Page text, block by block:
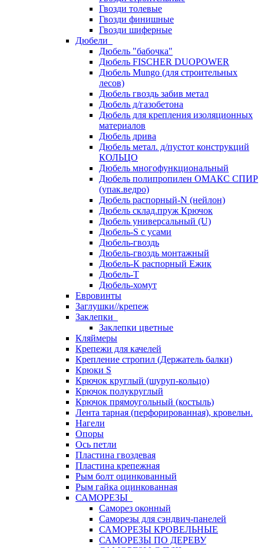
Гвозди толевые
Гвозди финишные
Гвозди шиферные
Дюбели
Дюбель "бабочка"
Дюбель FISCHER DUOPOWER
Дюбель Mungo (для строительных
лесов)
Дюбель гвоздь забив метал
Дюбель д/газобетона
Дюбель для крепления изоляционных
материалов
Дюбель дрива
Дюбель метал. д/пустот конструкций
КОЛЬЦО
Дюбель многофункциональный
Дюбель полипропилен ОМАКС СПИР
(упак.ведро)
Дюбель распорный-N (нейлон)
Дюбель склад.пруж Крючок
Дюбель универсальный (U)
Дюбель-S с усами
Дюбель-гвоздь
Дюбель-гвоздь монтажный
Дюбель-К распорный Ежик
Дюбель-Т
Дюбель-хомут
Евровинты
Заглушки//крепеж
Заклепки
Заклепки цветные
Кляймеры
Крепежи для качелей
Крепление стропил (Держатель балки)
Крюки S
Крючок круглый (шуруп-кольцо)
Крючок полукруглый
Крючок прямоугольный (костыль)
Лента тарная (перфорированная), кровельн.
Нагели
Опоры
Ось петли
Пластина гвоздевая
Пластина крепежная
Рым болт оцинкованный
Рым гайка оцинкованная
САМОРЕЗЫ
Саморез оконный
Саморезы для сэндвич-панелей
САМОРЕЗЫ КРОВЕЛЬНЫЕ
САМОРЕЗЫ ПО ДЕРЕВУ